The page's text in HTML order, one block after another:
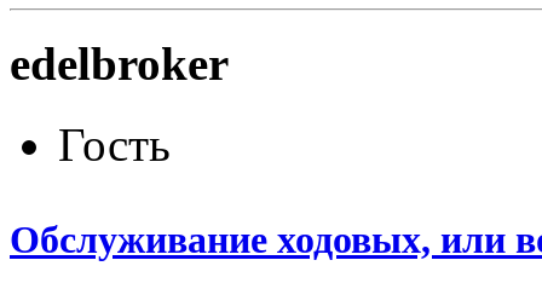
edelbroker
Гость
Обслуживание ходовых, или